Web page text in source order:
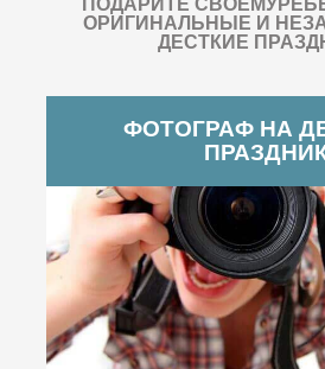
ПОДАРИТЕ
ОРИГИНАЛЬНЫЕ И
ДЕСТКИЕ
ФОТОГРАФ НА